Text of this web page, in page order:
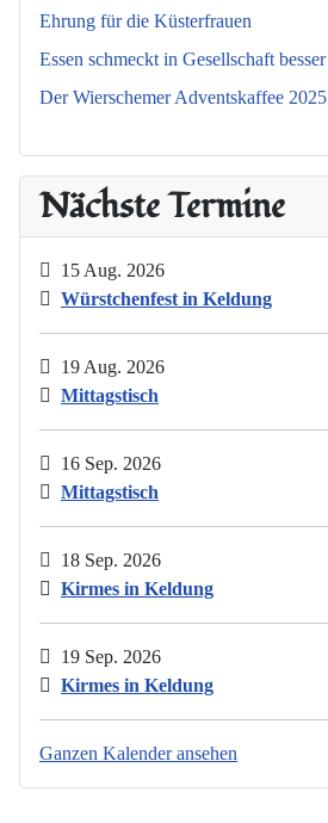
Ehrung für die Küsterfrauen
Essen schmeckt in Gesellschaft besser
Der Wierschemer Adventskaffee 2025
Nächste Termine
15 Aug. 2026
Würstchenfest in Keldung
19 Aug. 2026
Mittagstisch
16 Sep. 2026
Mittagstisch
18 Sep. 2026
Kirmes in Keldung
19 Sep. 2026
Kirmes in Keldung
Ganzen Kalender ansehen